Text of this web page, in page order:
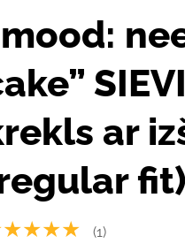
ar
fit)
(1)